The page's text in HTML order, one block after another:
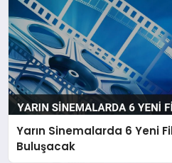
Yarın Sinemalarda 6 Yeni
Buluşacak